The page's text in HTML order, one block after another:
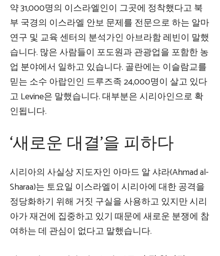
약 31,000명의 이스라엘인이 그곳에 정착했다고 북
부 국경의 이스라엘 안보 문제를 전문으로 하는 알마
연구 및 교육 센터의 분석가인 아브라함 레빈이 말했
습니다. 많은 사람들이 포도원과 관광업을 포함한 농
업 분야에서 일하고 있습니다. 골란에는 이슬람교를
믿는 소수 아랍인인 드루즈족 24,000명이 살고 있다
고 Levine은 말했습니다. 대부분은 시리아인으로 확
인됩니다.
‘새로운 대결’을 피하다
시리아의 사실상 지도자인 아마드 알 샤라(Ahmad al-
Sharaa)는 토요일 이스라엘이 시리아에 대한 공격을
정당화하기 위해 거짓 구실을 사용하고 있지만 시리
아가 재건에 집중하고 있기 때문에 새로운 분쟁에 참
여하는 데 관심이 없다고 말했습니다.